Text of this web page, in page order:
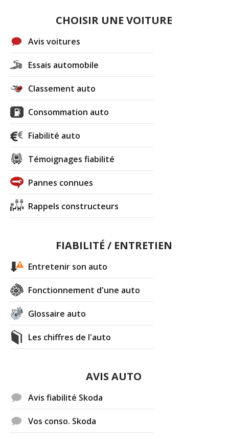
CHOISIR UNE VOITURE
Avis voitures
Essais automobile
Classement auto
Consommation auto
Fiabilité auto
Témoignages fiabilité
Pannes connues
Rappels constructeurs
FIABILITÉ / ENTRETIEN
Entretenir son auto
Fonctionnement d'une auto
Glossaire auto
Les chiffres de l'auto
AVIS AUTO
Avis fiabilité Skoda
Vos conso. Skoda